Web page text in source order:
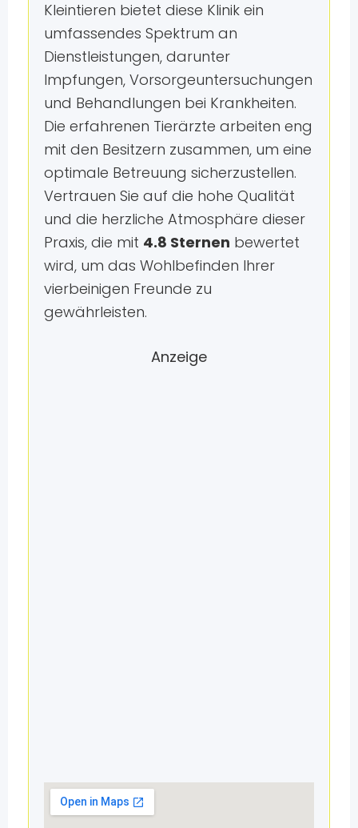
Kleintieren bietet diese Klinik ein
umfassendes Spektrum an
Dienstleistungen, darunter
Impfungen, Vorsorgeuntersuchungen
und Behandlungen bei Krankheiten.
Die erfahrenen Tierärzte arbeiten eng
mit den Besitzern zusammen, um eine
optimale Betreuung sicherzustellen.
Vertrauen Sie auf die hohe Qualität
und die herzliche Atmosphäre dieser
Praxis, die mit 4.8 Sternen bewertet
wird, um das Wohlbefinden Ihrer
vierbeinigen Freunde zu
gewährleisten.
Anzeige